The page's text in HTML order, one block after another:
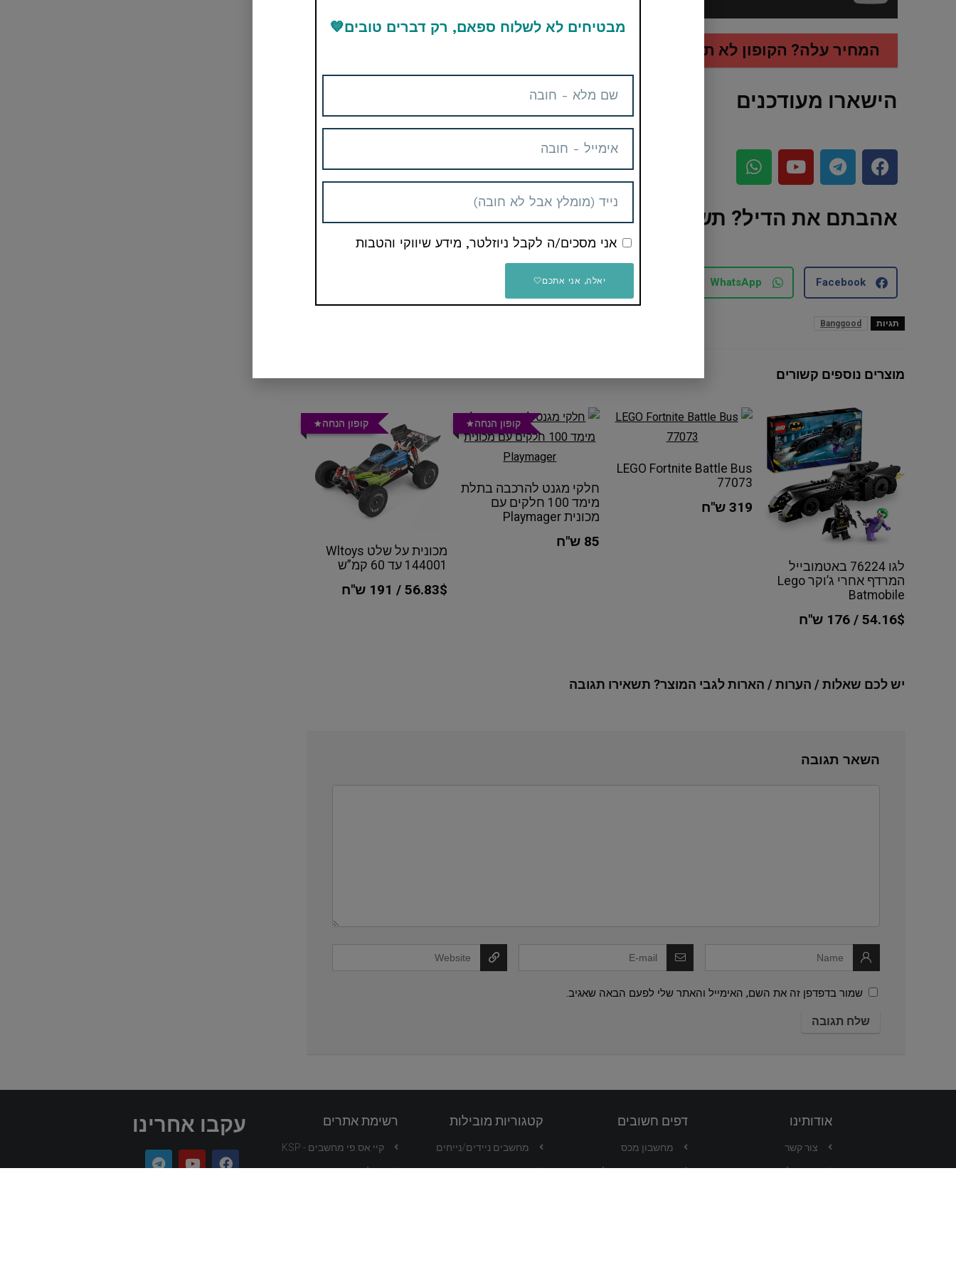
המחיר עלה? הקופון לא תקף? לחצו עליי
הישארו מעודכנים
אהבתם את הדיל? תשתפו עם החברים והמשפחה
Facebook
WhatsApp
Telegram
תגיות Banggood
מוצרים נוספים קשורים
לגו 76224 באטמובייל
המרדף אחרי ג’וקר Lego
Batmobile
54.16$ / 176 ש"ח
LEGO Fortnite Battle Bus
77073
319 ש"ח
קופון הנחה
חלקי מגנט להרכבה בתלת
מימד 100 חלקים עם
מכונית Playmager
85 ש"ח
קופון הנחה
מכונית על שלט Wltoys
144001 עד 60 קמ”ש
56.83$ / 191 ש"ח
יש לכם שאלות / הערות / הארות לגבי המוצר? תשאירו תגובה
השאר תגובה
שמור בדפדפן זה את השם, האימייל והאתר שלי לפעם הבאה שאגיב.
אודותינו
צור קשר
קצת עלינו
דפים חשובים
מחשבון מכס
המרת מטבע בקליק
קטגוריות מובילות
מחשבים ניידים/נייחים
סמארטפונים
רשימת אתרים
קיי.אס.פי מחשבים - KSP
וואלה שופס
עקבו אחרינו
מבטיחים לא לשלוח ספאם, רק דברים טובים💙
אני מסכים/ה לקבל ניוזלטר, מידע שיווקי והטבות
יאלה, אני אתכם🤍